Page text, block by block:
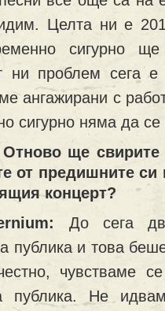
Целта ни е
сигурно
ни проблем сега е
ангажирани с
сигурно няма да
ще
от предишните си
концерт?
До сега
публика и това
чувстваме
публика. Не